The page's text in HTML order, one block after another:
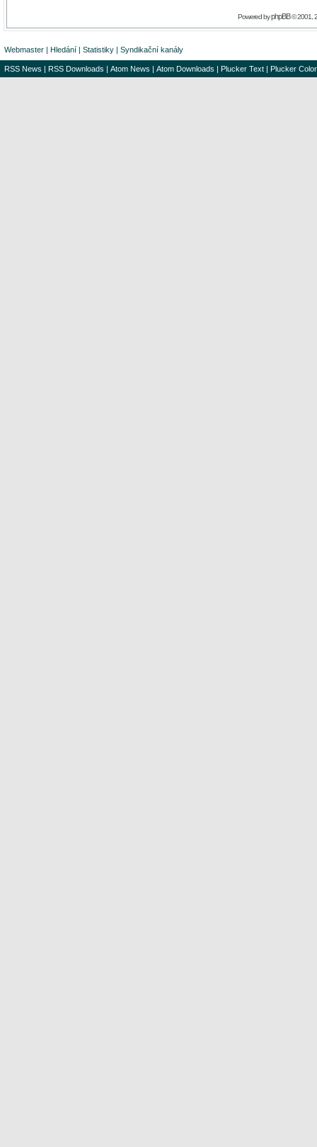
Powered byphpBB© 2001,
Webmaster | Hledání | Statistiky | Syndikační kanály
RSS News | RSS Downloads | Atom News | Atom Downloads | Plucker Text | Plucker Color